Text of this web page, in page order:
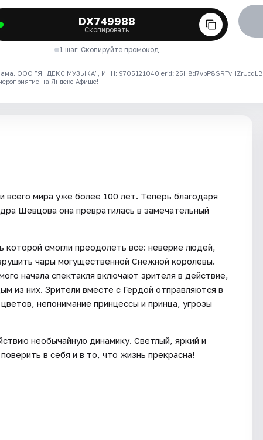
DX749988
Скопировать
1 шаг. Скопируйте промокод
ООО "ЯНДЕКС МУЗЫКА", ИНН: 9705121040 erid: 25H8d7vbP8SRTvHZrUcdLB
на Яндекс Афише!
мира уже более 100 лет. Теперь благодаря
Шевцова она превратилась в замечательный
смогли преодолеть всё: неверие людей,
чары могущественной Снежной королевы.
начала спектакля включают зрителя в действие,
из них. Зрители вместе с Гердой отправляются в
непонимание принцессы и принца, угрозы
необычайную динамику. Светлый, яркий и
в себя и в то, что жизнь прекрасна!